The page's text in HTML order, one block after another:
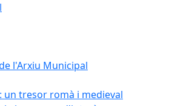
l'Arxiu Municipal
un tresor romà i medieval